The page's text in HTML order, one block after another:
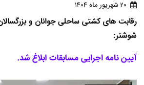
20 شهريور ماه 1404
رقابت های کشتی ساحلی جوانان و
شوشتر:
آیین نامه اجرایی مسابقات ابلاغ شد.